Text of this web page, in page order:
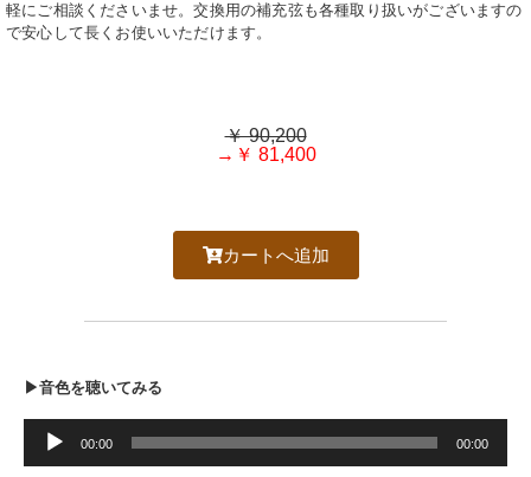
軽にご相談くださいませ。交換用の補充弦も各種取り扱いがございますの
で安心して長くお使いいただけます。
￥ 90,200
→￥ 81,400
カートへ追加
▶音色を聴いてみる
プ
00:00 00:00